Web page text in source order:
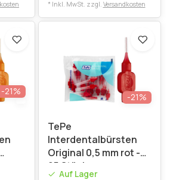
* Inkl. MwSt. zzgl. Versandkosten
-21%
-21%
TePe
Interdentalbürsten
Original 0,5 mm rot -
25 Stück
Auf Lager